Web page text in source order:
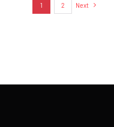
1 2 Next